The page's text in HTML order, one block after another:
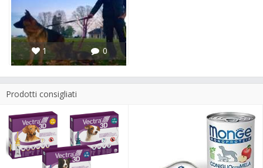
1 0
Prodotti consigliati